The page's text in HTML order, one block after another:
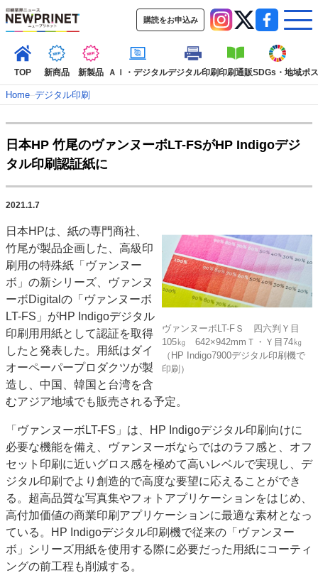
購読をお申込み
TOP 新商品 新製品 ＡＩ・デジタルデジタル印刷印刷通販SDGs・地域ポ
TOP
新着記事
インタビュー
コレクション
SDGs・地域
ポストプレス ビジネス イベント 信用情報
市場・統計
人事・移転・異動・訃報
特集記事カテゴリー一覧
特集・デジタル印刷 アイデアで勝負！ ～多様なビジネス・多彩な商材～
JAPAN PACK 2023 特集
中古印刷機・製本機特集
2022 見える化・MIS特集
2022 検査・校正特集
特集・デジタル印刷 ～ 新成長軌道を描く
案内
発刊案内
JFPI印刷用語集 印刷機材年鑑
運営
会社案内
購読・購入申し込み
サイトポリシー
お問い合わせ
Home–デジタル印刷
日本HP 竹尾のヴァンヌーボLT-FSがHP Indigoデジ
タル印刷認証紙に
2021.1.7
ヴァンヌーボLT-FＳ 四六判Ｙ目
105㎏ 642×942mmＴ・Ｙ目74㎏
（HP Indigo7900デジタル印刷機で
印刷）
日本HPは、紙の専門商社、
竹尾が製品企画した、高級印
刷用の特殊紙「ヴァンヌー
ボ」の新シリーズ、ヴァンヌ
ーボDigitalの「ヴァンヌーボ
LT-FS」がHP Indigoデジタル
印刷用用紙として認証を取得
したと発表した。用紙はダイ
オーペーパープロダクツが製
造し、中国、韓国と台湾を含
むアジア地域でも販売される予定。
「ヴァンヌーボLT-FS」は、HP Indigoデジタル印刷向けに
必要な機能を備え、ヴァンヌーボならではのラフ感と、オフ
セット印刷に近いグロス感を極めて高いレベルで実現し、デ
ジタル印刷でより創造的で高度な要望に応えることができ
る。超高品質な写真集やフォトアプリケーションをはじめ、
高付加価値の商業印刷アプリケーションに最適な素材となっ
ている。HP Indigoデジタル印刷機で従来の「ヴァンヌー
ボ」シリーズ用紙を使用する際に必要だった用紙にコーティ
ングの前工程も削減する。